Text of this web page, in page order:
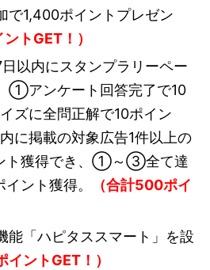
で1,400ポイントプレゼン
トGET！）
以内にスタンプラリーペー
①アンケート回答完了で10
ズに全問正解で10ポイン
に掲載の対象広告1件以上の
ト獲得でき、①～③全て達
ント獲得。
（合計500ポイ
能「ハピタススマート」を設
イントGET！）